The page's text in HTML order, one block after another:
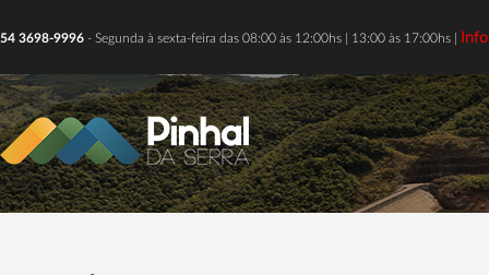
54 3698-9996 - Segunda à sexta-feira das 08:00 às 12:00hs | 13:00 às 17:00hs |